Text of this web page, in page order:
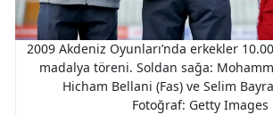
2009 Akdeniz Oyunları’nda erkekler
madalya töreni. Soldan sağa:
Hicham Bellani (Fas) ve Selim
Fotoğraf: Getty Images